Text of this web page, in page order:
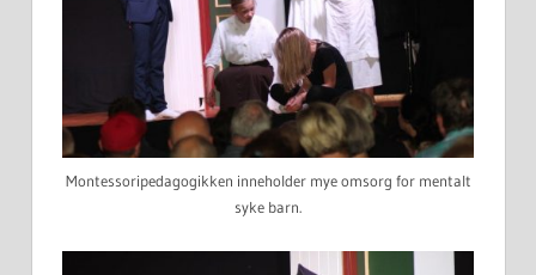
Montessoripedagogikken inneholder mye omsorg for mentalt
syke barn.